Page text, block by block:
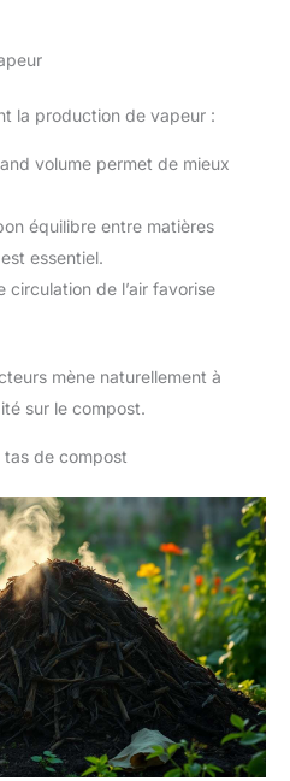
la production de vapeur :
volume permet de mieux
équilibre entre matières
essentiel.
circulation de l’air favorise
mène naturellement à
sur le compost.
tas de compost